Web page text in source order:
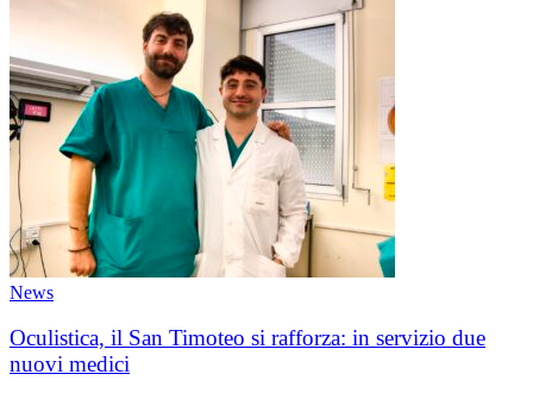
News
Oculistica, il San Timoteo si rafforza: in servizio due
nuovi medici